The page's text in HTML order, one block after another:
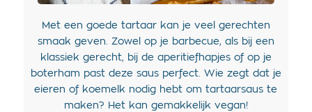
Met een goede tartaar kan je veel gerechten
smaak geven. Zowel op je barbecue, als bij een
klassiek gerecht, bij de aperitiefhapjes of op je
boterham past deze saus perfect. Wie zegt dat je
eieren of koemelk nodig hebt om tartaarsaus te
maken? Het kan gemakkelijk vegan!